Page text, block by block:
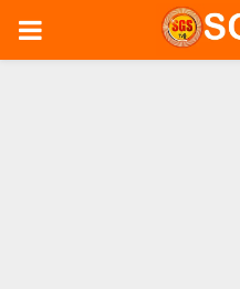
PRIMARY